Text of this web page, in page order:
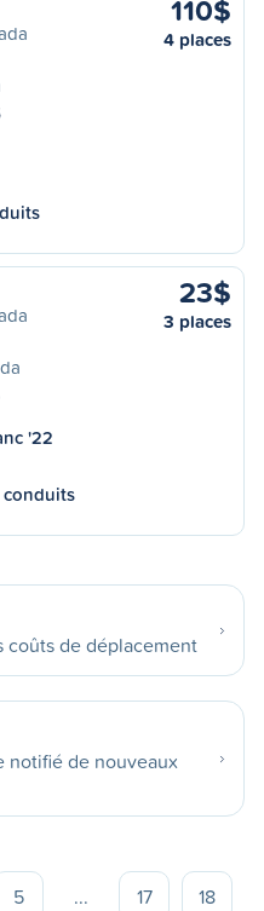
110$
4 places
23$
3 places
'22
conduits
coûts de déplacement
notifié de nouveaux
5 ... 17 18